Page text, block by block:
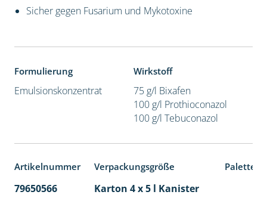
Sicher gegen Fusarium und Mykotoxine
Formulierung
Emulsionskonzentrat
Wirkstoff
75 g/l Bixafen
100 g/l Prothioconazol
100 g/l Tebuconazol
Artikelnummer Verpackungsgröße
79650566 Karton 4 x 5 l Kanister